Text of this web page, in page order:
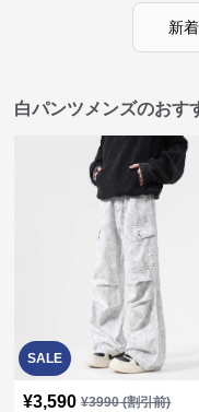
新
白パンツメンズのおす
SALE
¥3,590 ¥3990(割引前)